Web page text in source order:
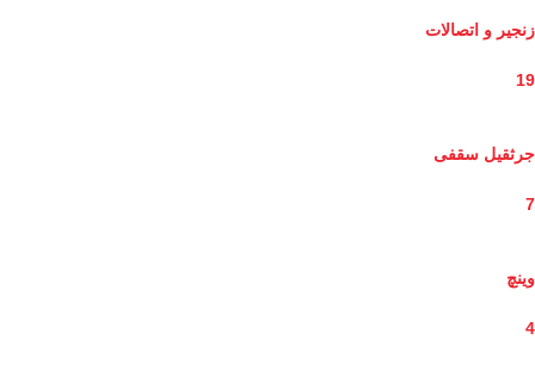
زنجیر و اتصالات
19
جرثقیل سقفی
7
وینچ
4